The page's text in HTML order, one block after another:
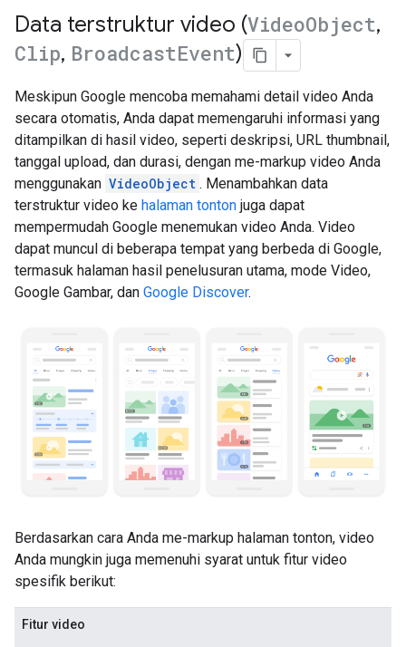
Data terstruktur video (VideoObject,
Clip, BroadcastEvent)
Meskipun Google mencoba memahami detail video Anda
secara otomatis, Anda dapat memengaruhi informasi yang
ditampilkan di hasil video, seperti deskripsi, URL thumbnail,
tanggal upload, dan durasi, dengan me-markup video Anda
menggunakan VideoObject . Menambahkan data
terstruktur video ke halaman tonton juga dapat
mempermudah Google menemukan video Anda. Video
dapat muncul di beberapa tempat yang berbeda di Google,
termasuk halaman hasil penelusuran utama, mode Video,
Google Gambar, dan Google Discover.
Berdasarkan cara Anda me-markup halaman tonton, video
Anda mungkin juga memenuhi syarat untuk fitur video
spesifik berikut:
Fitur video